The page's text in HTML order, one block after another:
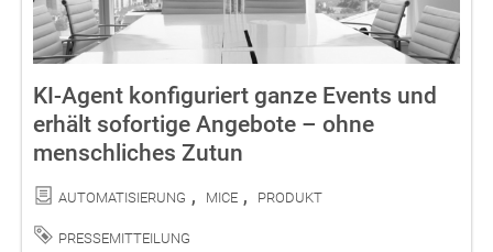
KI-Agent konfiguriert ganze Events und
erhält sofortige Angebote – ohne
menschliches Zutun
Kategorien
Automatisierung MICE
Produkt
Schlagwort
Pressemitteilung